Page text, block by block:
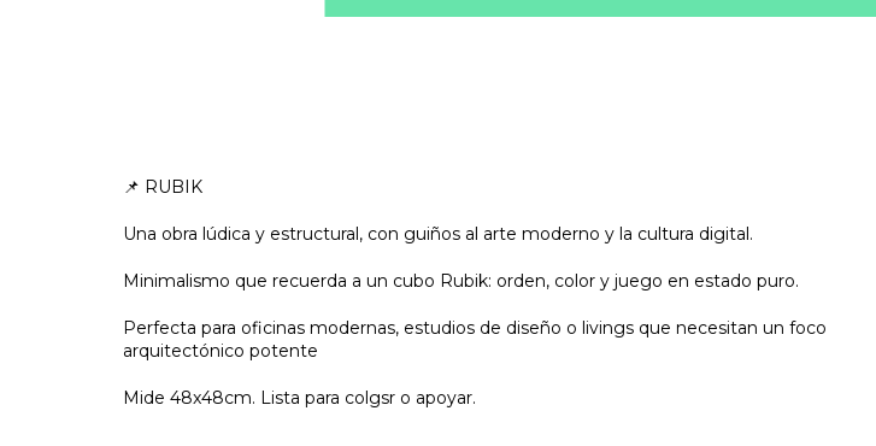
📌 RUBIK
Una obra lúdica y estructural, con guiños al arte moderno y la cultura digital.
Minimalismo que recuerda a un cubo Rubik: orden, color y juego en estado puro.
Perfecta para oficinas modernas, estudios de diseño o livings que necesitan un foco
arquitectónico potente
Mide 48x48cm. Lista para colgsr o apoyar.